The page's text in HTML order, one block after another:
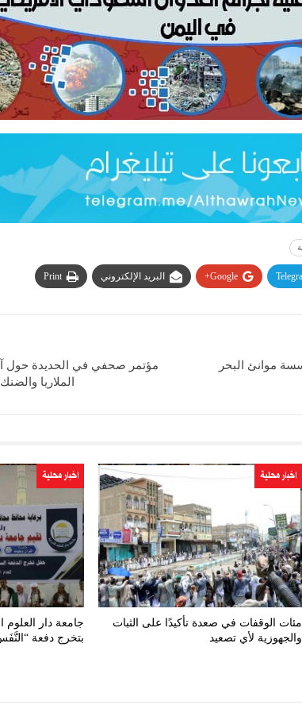
Google+ البريد الإلكتروني Print
موانئ البحر
مؤتمر صحفي في الحديدة حول
الملاريا
اخبار محلية
مئات الوقفات في صعدة تأكيدًا على الثبات
والجهوزية لأي تصعيد
اخبار محلية
جامعة دار العلوم
بتخرج دفعة